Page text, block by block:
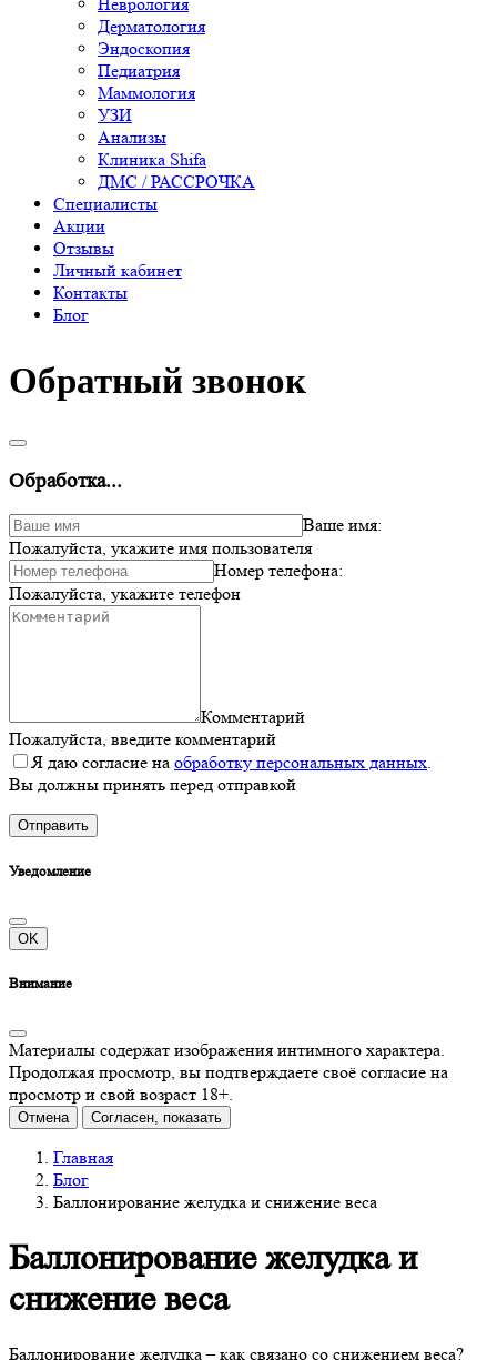
Дерматология
Эндоскопия
Педиатрия
Маммология
УЗИ
Анализы
Клиника Shifa
ДМС / РАССРОЧКА
Специалисты
Акции
Отзывы
Личный кабинет
Контакты
Блог
Обратный звонок
Обработка...
Ваше имя:
Пожалуйста, укажите имя пользователя
Номер телефона:
Пожалуйста, укажите телефон
Комментарий
Пожалуйста, введите комментарий
Я даю согласие на обработку персональных данных.
Вы должны принять перед отправкой
Отправить
Уведомление
OK
Внимание
Материалы содержат изображения интимного характера.
Продолжая просмотр, вы подтверждаете своё согласие на
просмотр и свой возраст 18+.
Отмена Согласен, показать
Главная
Блог
Баллонирование желудка и снижение веса
Баллонирование желудка и
снижение веса
Баллонирование желудка – как связано со снижением веса?